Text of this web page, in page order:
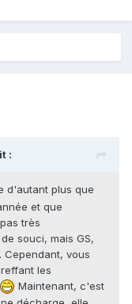
:
d'autant plus que
et que
très
souci, mais GS,
Cependant, vous
les
Maintenant, c'est